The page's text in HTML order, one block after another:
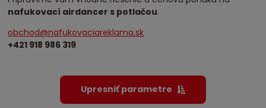
nafukovací airdancer s potlačou.
obchod@nafukovaciareklama.sk
+421 918 986 319
Upresniť parametre